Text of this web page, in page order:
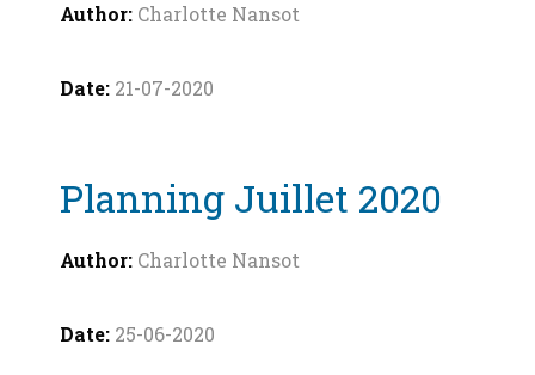
Charlotte Nansot
21-07-2020
Planning Juillet 2020
Charlotte Nansot
25-06-2020